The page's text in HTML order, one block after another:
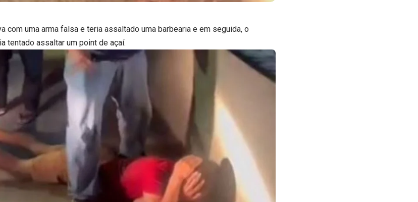
com uma arma falsa e teria assaltado uma barbearia e em seguida, o
tentado assaltar um point de açaí.